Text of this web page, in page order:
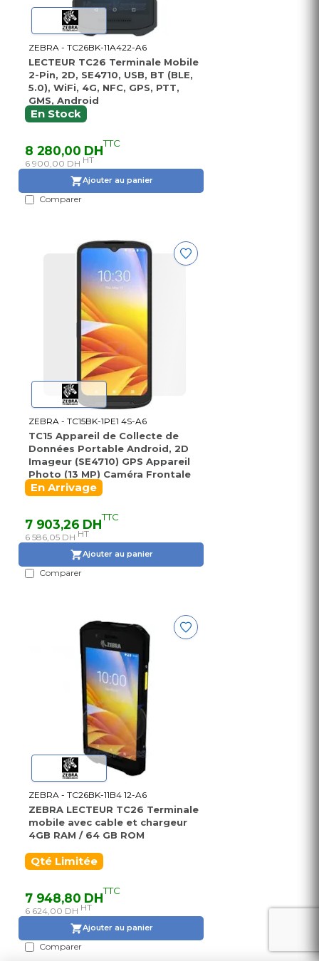
ZEBRA - TC26BK-11A422-A6
LECTEUR TC26 Terminale Mobile
2-Pin, 2D, SE4710, USB, BT (BLE,
5.0), WiFi, 4G, NFC, GPS, PTT,
GMS, Android
En Stock
8 280,00 DHTTC
6 900,00 DH HT
Ajouter au panier
Comparer
ZEBRA - TC15BK-1PE1 4S-A6
TC15 Appareil de Collecte de
Données Portable Android, 2D
Imageur (SE4710) GPS Appareil
Photo (13 MP) Caméra Frontale
(5 MP
En Arrivage
7 903,26 DHTTC
6 586,05 DH HT
Ajouter au panier
Comparer
ZEBRA - TC26BK-11B4 12-A6
ZEBRA LECTEUR TC26 Terminale
mobile avec cable et chargeur
4GB RAM / 64 GB ROM
Qté Limitée
7 948,80 DHTTC
6 624,00 DH HT
Ajouter au panier
Comparer